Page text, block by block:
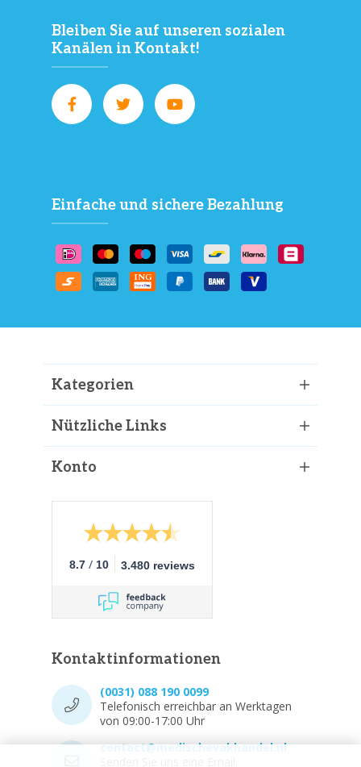
Bleiben Sie auf unseren sozialen
Kanälen in Kontakt!
Einfache und sichere Bezahlung
Kategorien
Nützliche Links
Konto
8.7 / 10 3.480 reviews
Kontaktinformationen
(0031) 088 190 0099
Telefonisch erreichbar an Werktagen
von 09:00-17:00 Uhr
contact@medischevakhandel.nl